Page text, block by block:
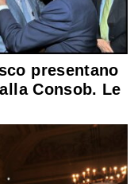
presentano
Consob. Le